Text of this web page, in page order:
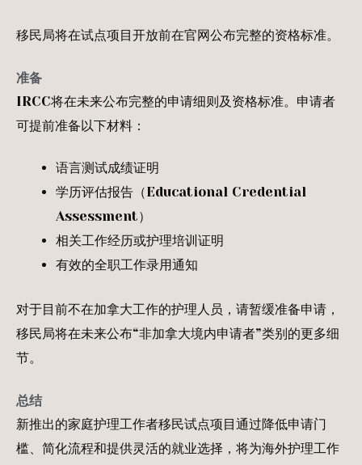
移民局将在试点项目开放前在官网公布完整的资格标准。
准备
IRCC将在未来公布完整的申请细则及资格标准。申请者
可提前准备以下材料：
语言测试成绩证明
学历评估报告（Educational Credential
Assessment）
相关工作经历或护理培训证明
有效的全职工作录用通知
对于目前不在加拿大工作的护理人员，请暂缓准备申请，
移民局将在未来公布“非加拿大境内申请者”类别的更多细
节。
总结
新推出的家庭护理工作者移民试点项目通过降低申请门
槛、简化流程和提供灵活的就业选择，将为海外护理工作